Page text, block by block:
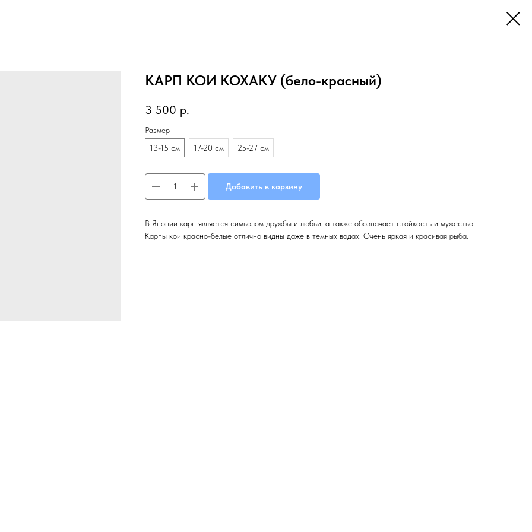
КАРП КОИ КОХАКУ (бело-красный)
3 500 р.
Размер
13-15 см
17-20 см 25-27 см
Добавить в корзину
В Японии карп является символом дружбы и любви, а также обозначает стойкость и мужество.
Карпы кои красно-белые отлично видны даже в темных водах. Очень яркая и красивая рыба.